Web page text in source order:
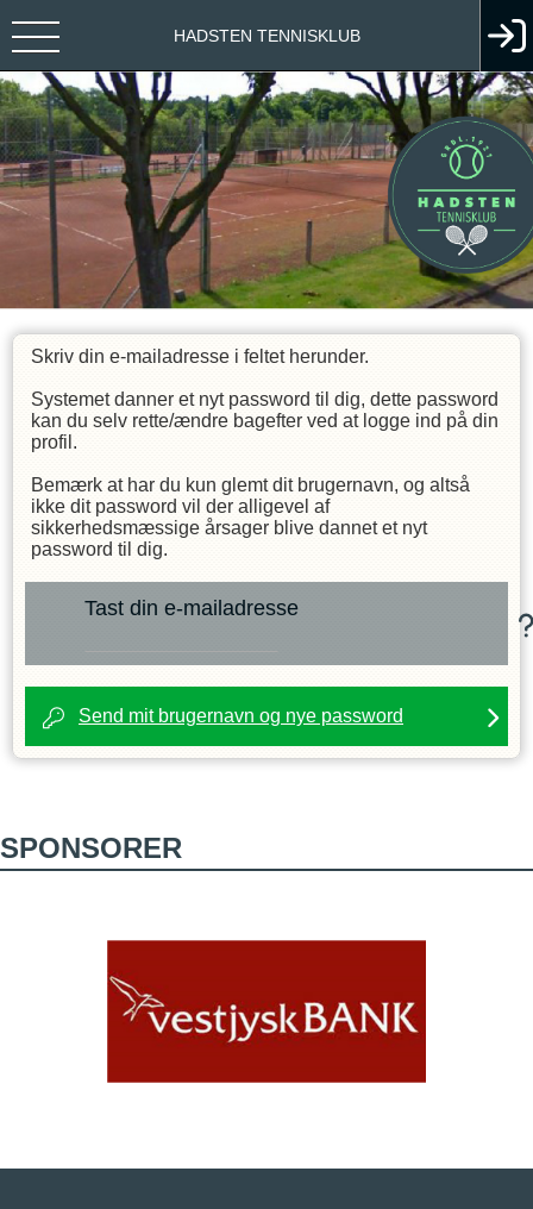
HADSTEN TENNISKLUB
Skriv din e-mailadresse i feltet herunder.
Systemet danner et nyt password til dig, dette password
kan du selv rette/ændre bagefter ved at logge ind på din
profil.
Bemærk at har du kun glemt dit brugernavn, og altså
ikke dit password vil der alligevel af
sikkerhedsmæssige årsager blive dannet et nyt
password til dig.
Tast din e-mailadresse
Send mit brugernavn og nye password
SPONSORER